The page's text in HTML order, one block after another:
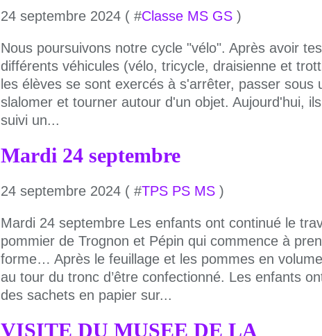
24 septembre 2024 ( #Classe MS GS )
Nous poursuivons notre cycle "vélo". Après avoir
différents véhicules (vélo, tricycle, draisienne et
les élèves se sont exercés à s'arrêter, passer sous
slalomer et tourner autour d'un objet. Aujourd'hui,
suivi un...
Mardi 24 septembre
24 septembre 2024 ( #TPS PS MS )
Mardi 24 septembre Les enfants ont continué le
pommier de Trognon et Pépin qui commence à
forme… Après le feuillage et les pommes en
au tour du tronc d’être confectionné. Les enfants
des sachets en papier sur...
VISITE DU MUSEE DE LA